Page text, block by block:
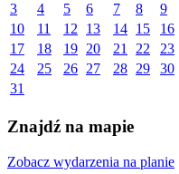
3
4 5 6 7 8
9
10
11 12 13 14 15
16
17
18 19 20 21 22
23
24
25 26 27 28 29
30
31
Znajdź na mapie
Zobacz wydarzenia na planie